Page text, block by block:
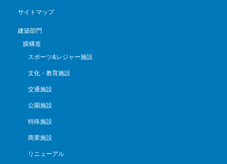
サイトマップ
建築部門
膜構造
スポーツ&レジャー施設
文化・教育施設
交通施設
公園施設
特殊施設
商業施設
リニューアル